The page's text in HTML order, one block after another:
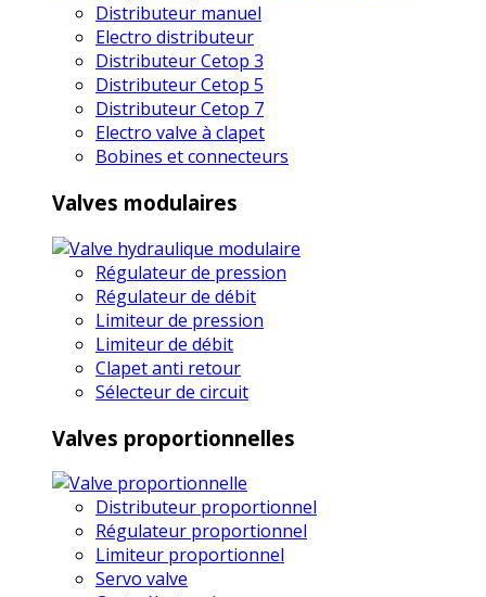
Distributeur manuel
Electro distributeur
Distributeur Cetop 3
Distributeur Cetop 5
Distributeur Cetop 7
Electro valve à clapet
Bobines et connecteurs
Valves modulaires
Régulateur de pression
Régulateur de débit
Limiteur de pression
Limiteur de débit
Clapet anti retour
Sélecteur de circuit
Valves proportionnelles
Distributeur proportionnel
Régulateur proportionnel
Limiteur proportionnel
Servo valve